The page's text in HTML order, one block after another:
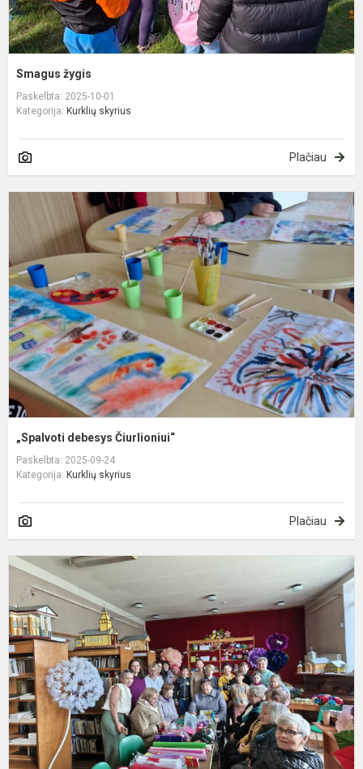
Smagus žygis
Paskelbta: 2025-10-01
Kategorija: Kurklių skyrius
Plačiau
„Spalvoti debesys Čiurlioniui“
Paskelbta: 2025-09-24
Kategorija: Kurklių skyrius
Plačiau